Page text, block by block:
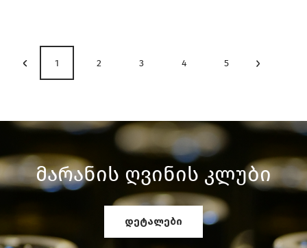
1 2 3 4 5
Მარანის Ღვინის Კლუბი
დეტალები